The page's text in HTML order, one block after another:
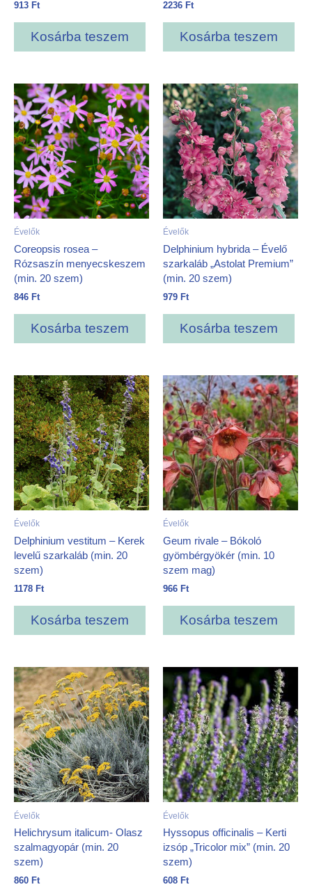
913 Ft
Kosárba teszem
2236 Ft
Kosárba teszem
Évelők
Coreopsis rosea –
Rózsaszín menyecskeszem
(min. 20 szem)
846 Ft
Kosárba teszem
Évelők
Delphinium hybrida – Évelő
szarkaláb „Astolat Premium”
(min. 20 szem)
979 Ft
Kosárba teszem
Évelők
Delphinium vestitum – Kerek
levelű szarkaláb (min. 20
szem)
1178 Ft
Kosárba teszem
Évelők
Geum rivale – Bókoló
gyömbérgyökér (min. 10
szem mag)
966 Ft
Kosárba teszem
Évelők
Helichrysum italicum- Olasz
szalmagyopár (min. 20
szem)
860 Ft
Évelők
Hyssopus officinalis – Kerti
izsóp „Tricolor mix” (min. 20
szem)
608 Ft